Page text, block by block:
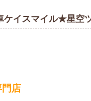
ケイスマイル★星空
店